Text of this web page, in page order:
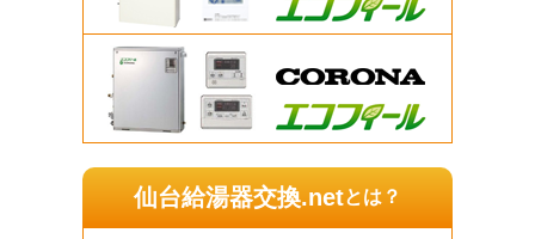
仙台給湯器交換.netとは？